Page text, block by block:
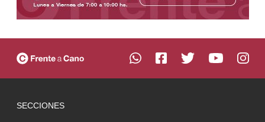
SECCIONES